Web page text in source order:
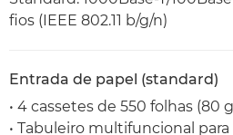
fios (IEEE 802.11 b/g/n)
Entrada de papel (standard)
• 4 cassetes de 550 folhas (80
• Tabuleiro multifuncional para